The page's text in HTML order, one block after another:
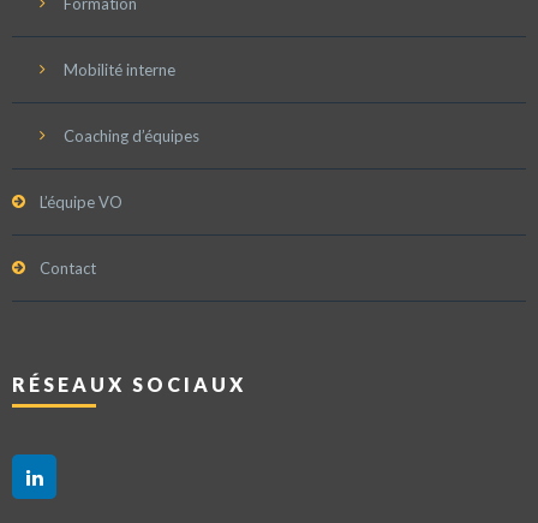
Mobilité interne
Coaching d’équipes
L’équipe VO
Contact
RÉSEAUX SOCIAUX